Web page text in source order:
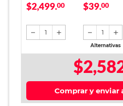
Mesh Negra
$2,499.00
1
Office Depot
$39.00
1
Alternativas
Comprar y enviar